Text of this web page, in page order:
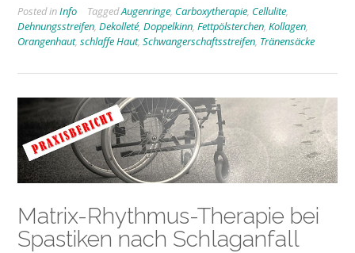
Posted inInfo TaggedAugenringe Carboxytherapie Cellulite
Dehnungsstreifen Dekolleté Doppelkinn Fettpölsterchen Kollagen
Orangenhaut, schlaffe Haut, Schwangerschaftsstreifen Tränensäcke
Matrix-Rhythmus-Therapie bei
Spastiken nach Schlaganfall